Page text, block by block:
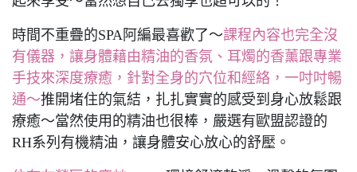
時間不重疊的SPA阿編最喜歡了～課程內容也完全沒
有儀器，讓身體藉由精油的香氛、耳燭的香薰跟專業
手技來深度療癒，針對全身的穴位和經絡，一吋吋暢
通～推開堵住的氣結，扎扎實實的感受到身心放鬆跟
療癒～當然使用的精油也很棒，嚴選有歐盟認證的
RH系列有機精油，讓身體安心放心的舒壓。